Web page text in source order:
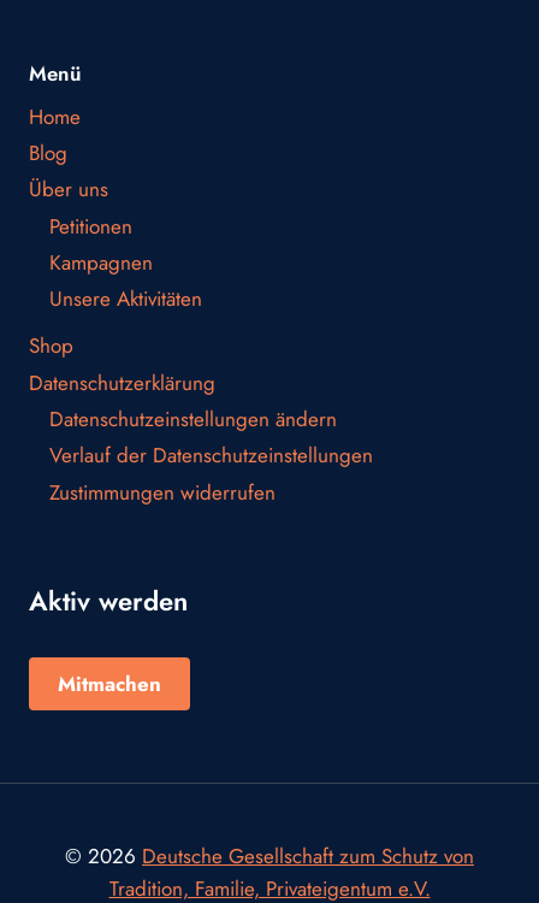
Menü
Home
Blog
Über uns
Petitionen
Kampagnen
Unsere Aktivitäten
Shop
Datenschutzerklärung
Datenschutzeinstellungen ändern
Verlauf der Datenschutzeinstellungen
Zustimmungen widerrufen
Aktiv werden
Mitmachen
© 2026 Deutsche Gesellschaft zum Schutz von
Tradition, Familie, Privateigentum e.V.